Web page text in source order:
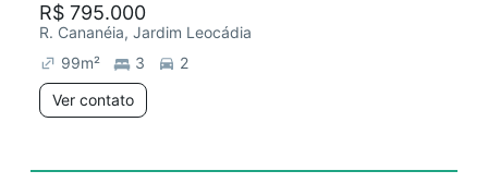
R$ 795.000
R. Cananéia, Jardim Leocádia
99m² 3
2
Ver contato